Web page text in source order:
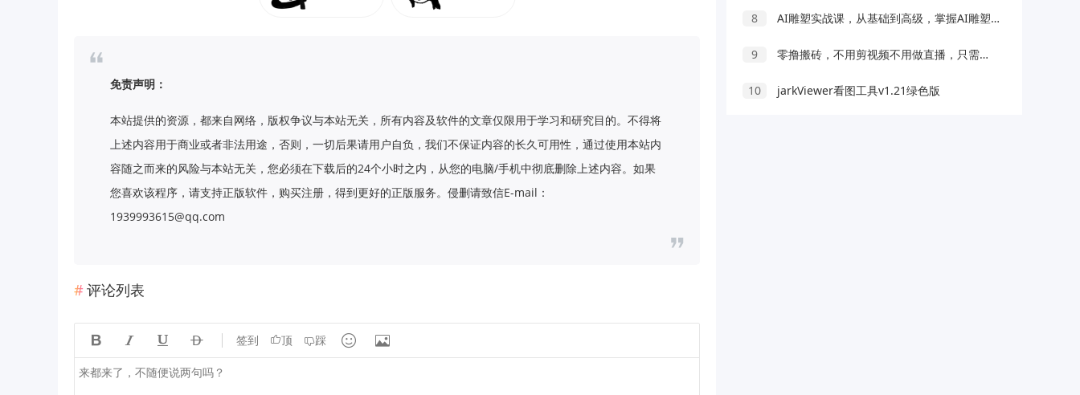
免责声明：
本站提供的资源，都来自网络，版权争议与本站无关，所有内容及软件的文章仅限用于学习和研究目的。不得将
上述内容用于商业或者非法用途，否则，一切后果请用户自负，我们不保证内容的长久可用性，通过使用本站内
容随之而来的风险与本站无关，您必须在下载后的24个小时之内，从您的电脑/手机中彻底删除上述内容。如果
您喜欢该程序，请支持正版软件，购买注册，得到更好的正版服务。侵删请致信E-mail：
1939993615@qq.com
评论列表
    签到 顶 踩  
8 AI雕塑实战课，从基础到高级，掌握AI雕塑软件实操及技巧应用成为高手
9 零撸搬砖，不用剪视频不用做直播，只需一部手机就能轻松月收入几千上万元
10 jarkViewer看图工具v1.21绿色版